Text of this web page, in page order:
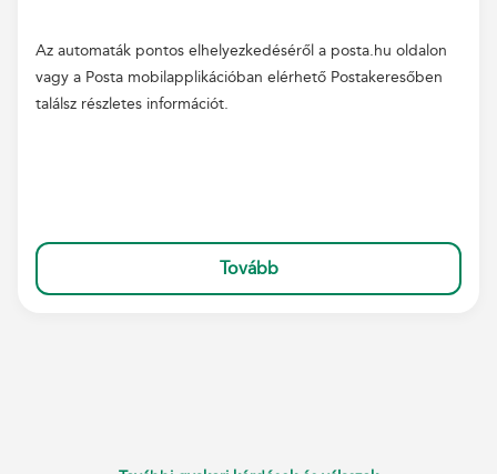
Az automaták pontos elhelyezkedéséről a posta.hu oldalon
vagy a Posta mobilapplikációban elérhető Postakeresőben
találsz részletes információt.
Tovább